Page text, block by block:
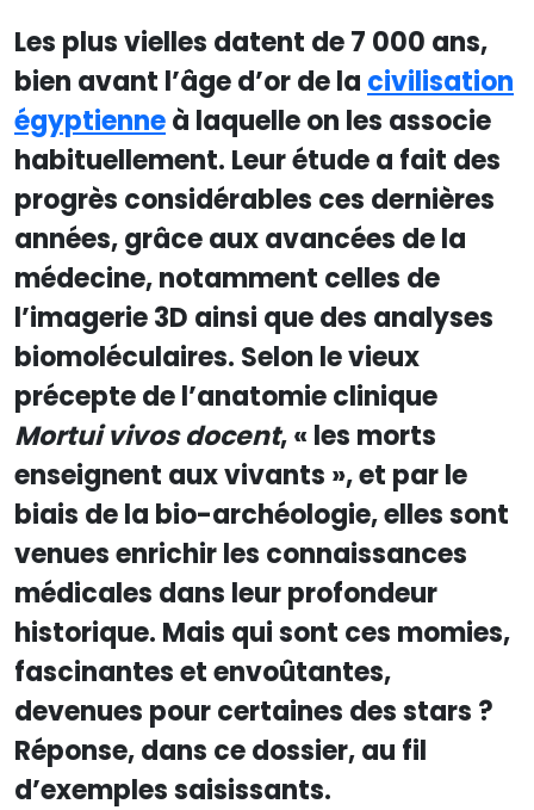
Les plus vielles datent de 7 000 ans,
bien avant l’âge d’or de la civilisation
égyptienneà laquelle on les associe
habituellement. Leur étude a fait des
progrès considérables ces dernières
années, grâce aux avancées de la
médecine, notamment celles de
l’imagerie 3D ainsi que des analyses
biomoléculaires. Selon le vieux
précepte de l’anatomie clinique
Mortui vivos docent, « les morts
enseignent aux vivants », et par le
biais de la bio-archéologie, elles sont
venues enrichir les connaissances
médicales dans leur profondeur
historique. Mais qui sont ces momies,
fascinantes et envoûtantes,
devenues pour certaines des stars ?
Réponse, dans ce dossier, au fil
d’exemples saisissants.